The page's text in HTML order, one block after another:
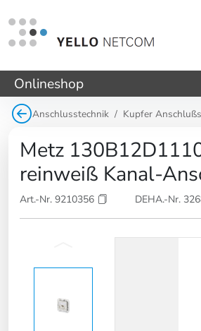
Onlineshop
Anschlusstechnik Kupfer
Metz
reinweiß Kanal-
Art.-Nr. 9210356 DEHA.-Nr.